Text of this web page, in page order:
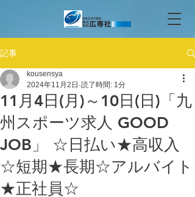
記事
11月4日(月)～10日(日)「九
州スポーツ求人 GOOD
JOB」 ☆日払い★高収入
☆短期★長期☆アルバイト
★正社員☆
kousensya
2024年11月2日 読了時間: 1分